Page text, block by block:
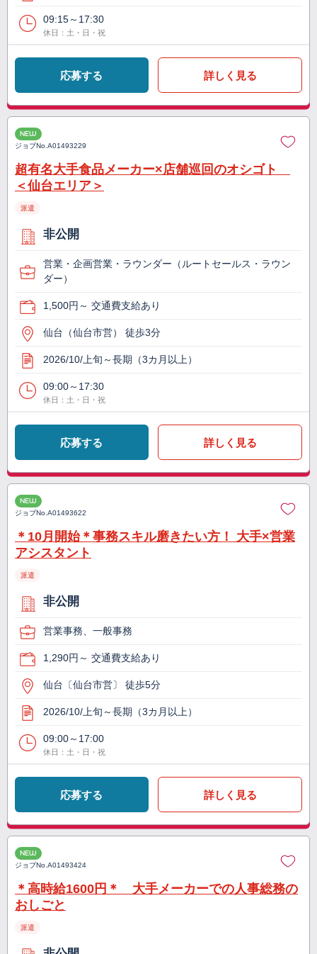
09:15～17:30
休日：土・日・祝
応募する 詳しく見る
NEW
ジョブNo.A01493229
超有名大手食品メーカー×店舗巡回のオシゴト
＜仙台エリア＞
派遣
非公開
営業・企画営業・ラウンダー（ルートセールス・ラウン
ダー）
1,500円～ 交通費支給あり
仙台（仙台市営） 徒歩3分
2026/10/上旬～長期（3カ月以上）
09:00～17:30
休日：土・日・祝
応募する 詳しく見る
NEW
ジョブNo.A01493622
＊10月開始＊事務スキル磨きたい方！ 大手×営業
アシスタント
派遣
非公開
営業事務、一般事務
1,290円～ 交通費支給あり
仙台〔仙台市営〕 徒歩5分
2026/10/上旬～長期（3カ月以上）
09:00～17:00
休日：土・日・祝
応募する 詳しく見る
NEW
ジョブNo.A01493424
＊高時給1600円＊ 大手メーカーでの人事総務の
おしごと
派遣